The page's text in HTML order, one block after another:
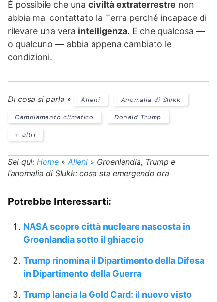
È possibile che una civiltà extraterrestre non
abbia mai contattato la Terra perché incapace di
rilevare una vera intelligenza. E che qualcosa —
o qualcuno — abbia appena cambiato le
condizioni.
Di cosa si parla » Alieni Anomalia di Slukk
Cambiamento climatico Donald Trump
+ altri
Sei qui: Home » Alieni » Groenlandia, Trump e
l’anomalia di Slukk: cosa sta emergendo ora
Potrebbe Interessarti:
NASA scopre città nucleare nascosta in
Groenlandia sotto il ghiaccio
Trump rinomina il Dipartimento della Difesa
in Dipartimento della Guerra
Trump lancia la Gold Card: il nuovo visto